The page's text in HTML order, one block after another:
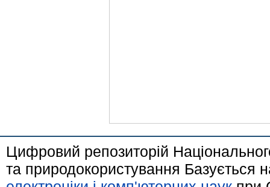
Цифровий репозиторій
та природокористування Базується